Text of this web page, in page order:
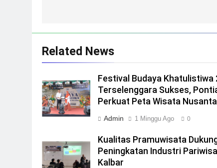
Related News
Festival Budaya Khatulistiwa
Terselenggara Sukses,
Perkuat Peta Wisata
Admin 1 Minggu Ago 0
Kualitas Pramuwisata
Peningkatan Industri
Kalbar